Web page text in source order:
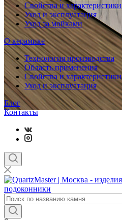
Свойства и характеристики
Уход и эксплуатация
Уход за мойками
О керамике
Технология производства
Область применения
Свойства и характеристики
Уход и эксплуатация
Блог
Контакты